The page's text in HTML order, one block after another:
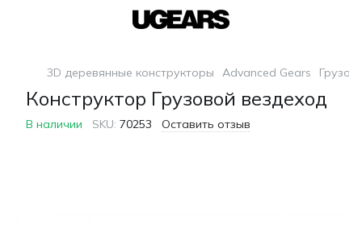
3D деревянные конструкторы Advanced Gears
Конструктор Грузовой вездеход
В наличии SKU: 70253 Оставить отзыв